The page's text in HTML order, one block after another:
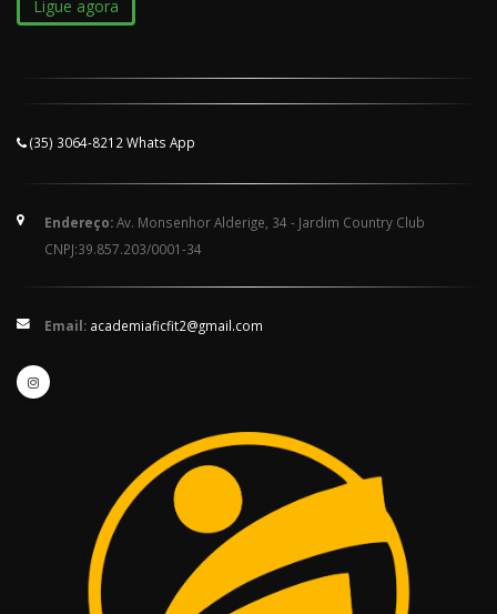
Ligue agora
(35) 3064-8212 Whats App
Endereço:Av. Monsenhor Alderige, 34 - Jardim Country Club
CNPJ:39.857.203/0001-34
Email: academiaficfit2@gmail.com